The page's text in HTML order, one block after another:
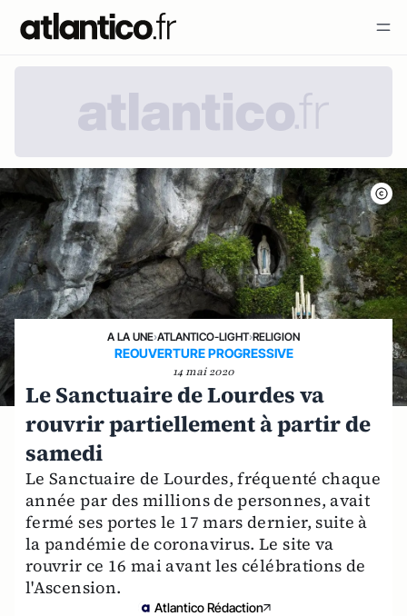
A LA UNE›ATLANTICO-LIGHT›RELIGION
REOUVERTURE PROGRESSIVE
14 mai 2020
Le Sanctuaire de Lourdes va
rouvrir partiellement à partir de
samedi
Le Sanctuaire de Lourdes, fréquenté chaque
année par des millions de personnes, avait
fermé ses portes le 17 mars dernier, suite à
la pandémie de coronavirus. Le site va
rouvrir ce 16 mai avant les célébrations de
l'Ascension.
Atlantico Rédaction